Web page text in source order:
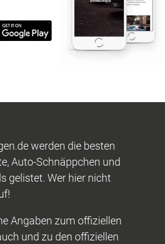
werden die besten
Auto-Schnäppchen und
gelistet. Wer hier nicht
Angaben zum offiziellen
und zu den offiziellen